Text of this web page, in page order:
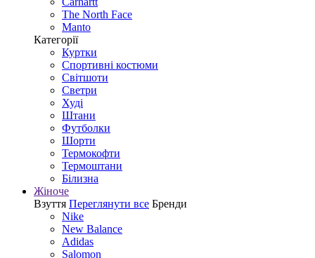
The North Face
Manto
Категорії
Куртки
Спортивні костюми
Світшоти
Светри
Худі
Штани
Футболки
Шорти
Термокофти
Термоштани
Білизна
Жіноче
Взуття Переглянути все Бренди
Nike
New Balance
Adidas
Salomon